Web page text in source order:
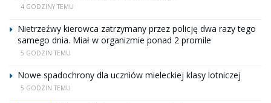
4 GODZINY TEMU
Nietrzeźwy kierowca zatrzymany przez policję dwa razy tego
samego dnia. Miał w organizmie ponad 2 promile
5 GODZIN TEMU
Nowe spadochrony dla uczniów mieleckiej klasy lotniczej
5 GODZIN TEMU